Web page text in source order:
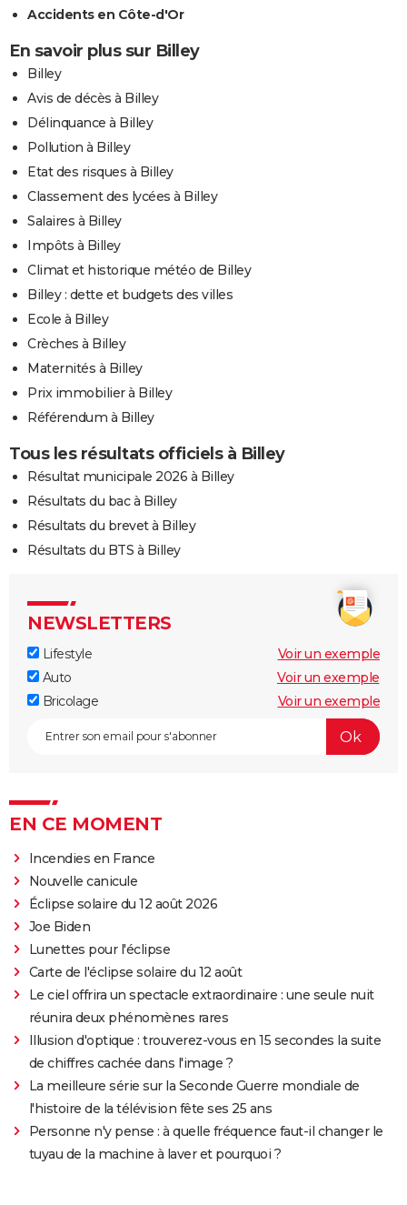
Accidents en Côte-d'Or
En savoir plus sur Billey
Billey
Avis de décès à Billey
Délinquance à Billey
Pollution à Billey
Etat des risques à Billey
Classement des lycées à Billey
Salaires à Billey
Impôts à Billey
Climat et historique météo de Billey
Billey : dette et budgets des villes
Ecole à Billey
Crèches à Billey
Maternités à Billey
Prix immobilier à Billey
Référendum à Billey
Tous les résultats officiels à Billey
Résultat municipale 2026 à Billey
Résultats du bac à Billey
Résultats du brevet à Billey
Résultats du BTS à Billey
NEWSLETTERS
Lifestyle
Voir un exemple
Auto
Voir un exemple
Bricolage
Voir un exemple
EN CE MOMENT
Incendies en France
Nouvelle canicule
Éclipse solaire du 12 août 2026
Joe Biden
Lunettes pour l'éclipse
Carte de l'éclipse solaire du 12 août
Le ciel offrira un spectacle extraordinaire : une seule nuit
réunira deux phénomènes rares
Illusion d'optique : trouverez-vous en 15 secondes la suite
de chiffres cachée dans l'image ?
La meilleure série sur la Seconde Guerre mondiale de
l'histoire de la télévision fête ses 25 ans
Personne n'y pense : à quelle fréquence faut-il changer le
tuyau de la machine à laver et pourquoi ?